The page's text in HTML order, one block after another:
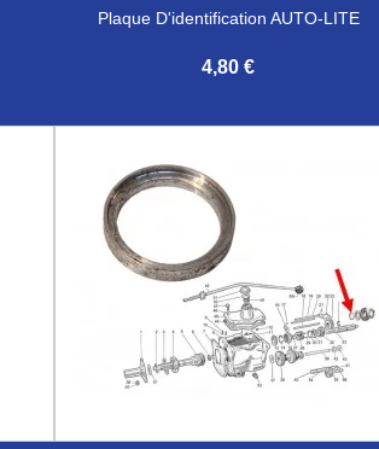
Plaque D'identification AUTO-LITE
4,80 €